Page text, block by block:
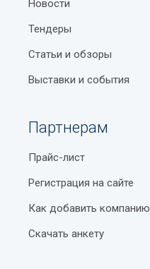
Новости
Тендеры
Статьи и обзоры
Выставки и события
Партнерам
Прайс-лист
Регистрация на сайте
Как добавить компанию
Скачать анкету